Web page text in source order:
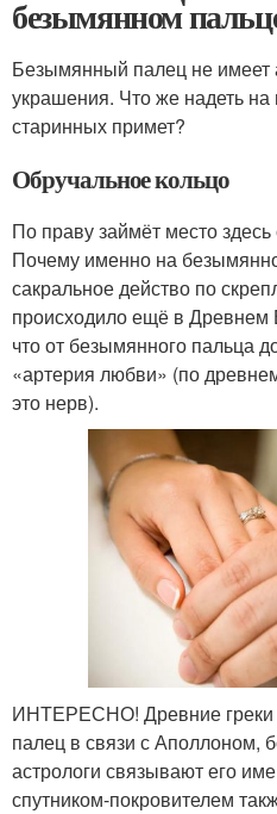
безымянном
Безымянный палец не имеет
украшения. Что же надеть на
старинных примет?
Обручальное кольцо
По праву займёт место
Почему именно на
сакральное действо по
происходило ещё в Древнем
что от безымянного пальца
«артерия любви» (по
это нерв).
ИНТЕРЕСНО! Древние
палец в связи с Аполлоном,
астрологи связывают его
спутником-покровителем